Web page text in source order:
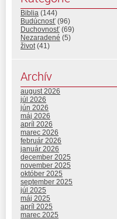
Biblia (144)
Budúcnosť (96)
Duchovnosť (69)
Nezaradené (5)
život(41)
Archív
august 2026
júl 2026
jún 2026
máj 2026
apríl 2026
marec 2026
február 2026
január 2026
december 2025
november 2025
október 2025
september 2025
júl 2025
máj 2025
apríl 2025
marec 2025